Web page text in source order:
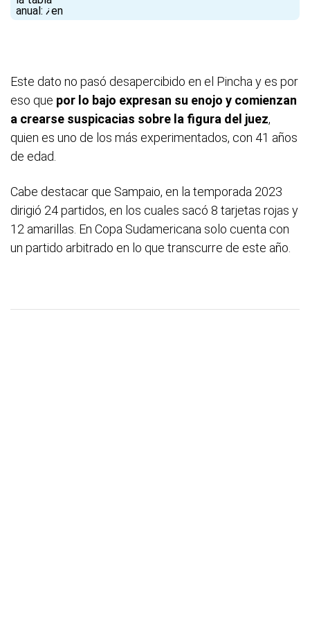
Este dato no pasó desapercibido en el Pincha y es por
eso que por lo bajo expresan su enojo y comienzan
a crearse suspicacias sobre la figura del juez,
quien es uno de los más experimentados, con 41 años
de edad.
Cabe destacar que Sampaio, en la temporada 2023
dirigió 24 partidos, en los cuales sacó 8 tarjetas rojas y
12 amarillas. En Copa Sudamericana solo cuenta con
un partido arbitrado en lo que transcurre de este año.